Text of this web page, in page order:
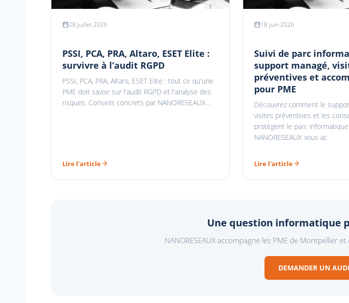
28 juillet 2026
PSSI, PCA, PRA, Altaro, ESET Elite :
survivre à l’audit RGPD
PSSI, PCA, PRA, Altaro, ESET Elite : tout ce qu'une
PME doit savoir sur l'audit RGPD et l'analyse des
risques. Conseils concrets par NANORESEAUX…
Lire l'article
18 juin 2026
Suivi de parc
support managé,
préventives et
pour PME
Découvrez comment le
visites préventives et les
protègent le parc
NANORESEAUX vous ac
Lire l'article
Une question informatique
NANORESEAUX accompagne les PME de Montpellier
DEMANDER UN